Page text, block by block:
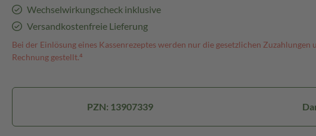
Wechselwirkungscheck inklusive
Versandkostenfreie Lieferung
Bei der Einlösung eines Kassenrezeptes werden nur die gesetzlichen Zuzahlungen
Rechnung gestellt.⁴
PZN: 13907339